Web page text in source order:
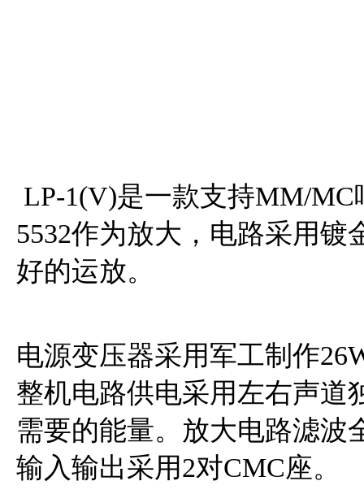
LP-1(V)是一款支持MM/
5532作为放大，电路采用
好的运放。
电源变压器采用军工制作
整机电路供电采用左右声道
需要的能量。放大电路滤波
输入输出采用2对CMC座。